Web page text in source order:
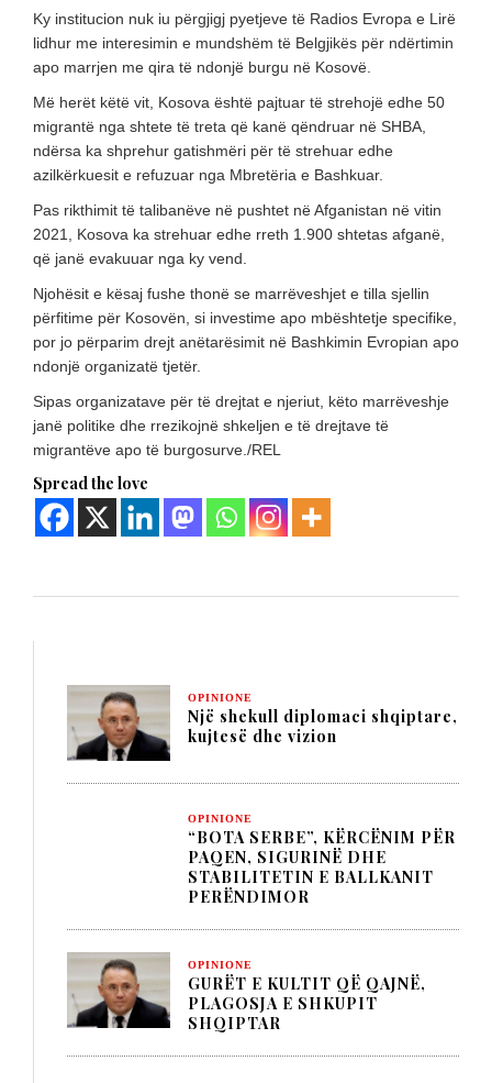
Ky institucion nuk iu përgjigj pyetjeve të Radios Evropa e Lirë
lidhur me interesimin e mundshëm të Belgjikës për ndërtimin
apo marrjen me qira të ndonjë burgu në Kosovë.
Më herët këtë vit, Kosova është pajtuar të strehojë edhe 50
migrantë nga shtete të treta që kanë qëndruar në SHBA,
ndërsa ka shprehur gatishmëri për të strehuar edhe
azilkërkuesit e refuzuar nga Mbretëria e Bashkuar.
Pas rikthimit të talibanëve në pushtet në Afganistan në vitin
2021, Kosova ka strehuar edhe rreth 1.900 shtetas afganë,
që janë evakuuar nga ky vend.
Njohësit e kësaj fushe thonë se marrëveshjet e tilla sjellin
përfitime për Kosovën, si investime apo mbështetje specifike,
por jo përparim drejt anëtarësimit në Bashkimin Evropian apo
ndonjë organizatë tjetër.
Sipas organizatave për të drejtat e njeriut, këto marrëveshje
janë politike dhe rrezikojnë shkeljen e të drejtave të
migrantëve apo të burgosurve./REL
Spread the love
OPINIONE
Një shekull diplomaci shqiptare,
kujtesë dhe vizion
OPINIONE
“BOTA SERBE”, KËRCËNIM PËR
PAQEN, SIGURINË DHE
STABILITETIN E BALLKANIT
PERËNDIMOR
OPINIONE
GURËT E KULTIT QË QAJNË,
PLAGOSJA E SHKUPIT
SHQIPTAR